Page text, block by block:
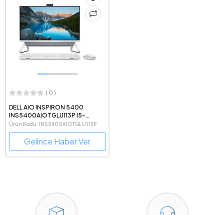
( 0 )
DELL AIO INSPIRON 5400
INS5400AIOTGLU113P I5-
1135G7 8GB 1TB+512GB SSD
23.8" W11H
Ürün Kodu: INS5400AIOTGLU113P
Gelince Haber Ver